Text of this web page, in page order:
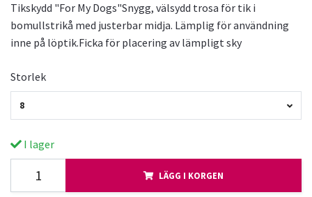
Tikskydd "For My Dogs"Snygg, välsydd trosa för tik i
bomullstrikå med justerbar midja. Lämplig för användning
inne på löptik.Ficka för placering av lämpligt sky
Storlek
8
I lager
LÄGG I KORGEN